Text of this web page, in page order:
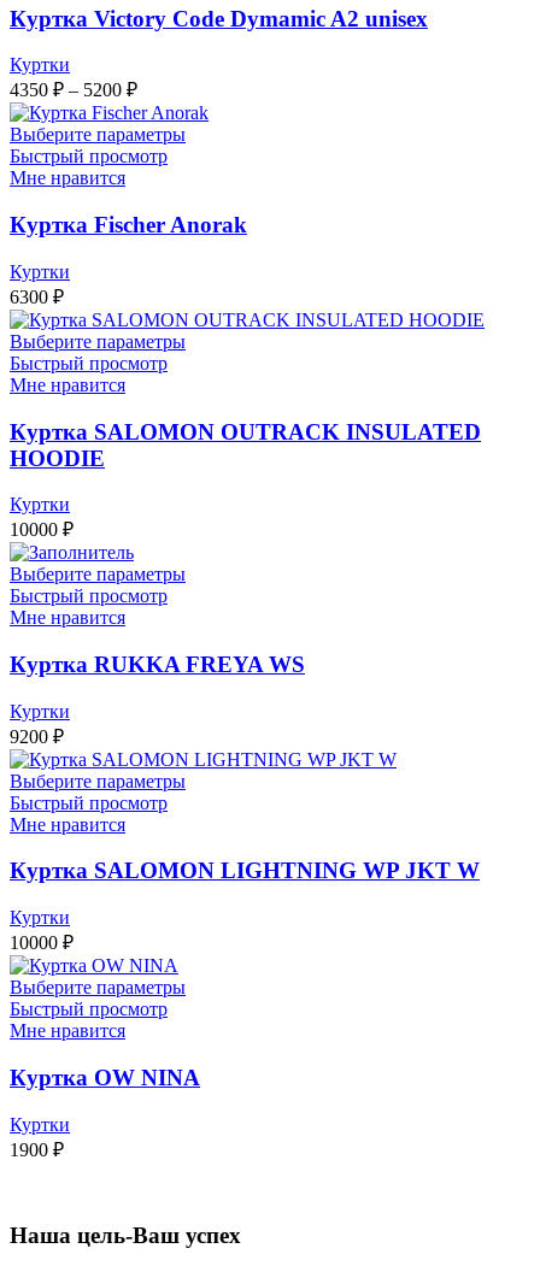
Куртка Victory Code Dymamic A2 unisex
Куртки
4350 ₽ – 5200 ₽Диапазон
цен:
4350 ₽
–
Выберите параметры
Быстрый просмотр
Мне нравится
Куртка Fischer Anorak
Куртки
6300 ₽
Выберите параметры
Быстрый просмотр
Мне нравится
Куртка SALOMON OUTRACK INSULATED
HOODIE
Куртки
10000 ₽
Выберите параметры
Быстрый просмотр
Мне нравится
Куртка RUKKA FREYA WS
Куртки
9200 ₽
Выберите параметры
Быстрый просмотр
Мне нравится
Куртка SALOMON LIGHTNING WP JKT W
Куртки
10000 ₽
Выберите параметры
Быстрый просмотр
Мне нравится
Куртка OW NINA
Куртки
1900 ₽
Наша цель-Ваш успех